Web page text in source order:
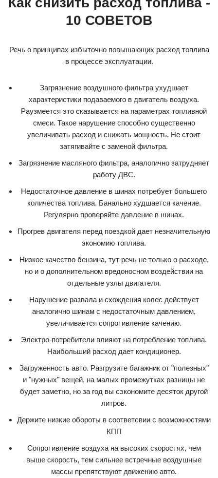
10 СОВЕТОВ
Речь о принципах избыточно повышающих расход топлива
в процессе эксплуатации.
Загрязнение воздушного фильтра ухудшает
характеристики подаваемого в двигатель воздуха.
Раузмеется это сказывается на параметрах топливной
смеси. Такое нарушение способно существенно
увеличивать расход и снижать мощность. Не стоит
затягивайте с заменой фильтра.
Загрязнение масляного фильтра, аналогично затрудняет
работу ДВС.
Недостаточное давление в шинах потребует большего
количества топлива. Банально худшается качение.
Регулярно проверяйте давление в шинах.
Прогрев двигателя перед поездкой дает незначительную
экономию топлива.
Низкое качество бензина, тут речь не только о расходе,
но и о дополнительном вредоносном воздействии на
отдельные узлы двигателя.
Нарушение развала и схождения колес действует
аналогично шинам с недостаточным давлением,
увеличивается сопротивление качению.
Электро-потребители влияют на потребление топлива.
Наибольший расход дает кондиционер.
Загруженность авто. Разгрузите багажник от "полезных"
и "нужных" вещей, на малых промежутках разницы не
будет заметно, но за год вы сэкономите десяток другой
литров.
Держите низкие обороты в соответсвии с возможностями
КПП
Сопротивление воздуха на высоких скоростях, чем
выше скорость, тем сильнее встречные воздушные
массы препятствуют движению авто.